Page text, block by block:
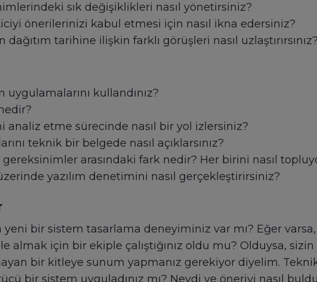
sık değişiklikleri nasıl yönetirsiniz?
önerilerinizi kabul etmesi için nasıl ikna edersiniz?
dağıtım tarihine ilişkin farklı görüşleri nasıl uzlaştırırsınız?
uygulamalarını kullandınız?
analiz etme sürecinde nasıl bir yol izlersiniz?
teknik bir belgede nasıl açıklarsınız?
arasındaki fark nedir? Her birini nasıl
yazılım denetimini nasıl gerçekleştirirsiniz?
yeni bir sistem tasarlama deneyiminiz var mı? Eğer varsa,
almak için bir ekiple çalıştığınız oldu mu? Olduysa,
bir kitleye sunum yapmanız gerekiyor diyelim. Teknik
bir sistem uyguladınız mı? Neydi ve öneriyi nasıl